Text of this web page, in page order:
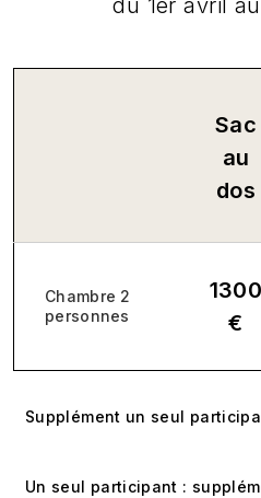
du 1er avril
Sac
au
dos
Chambre 2
personnes
1300
€
Supplément un seul
Un seul participant :